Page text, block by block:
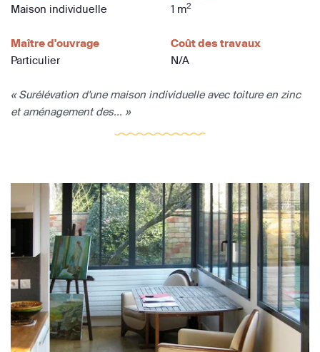
Maison individuelle
1 m2
Maître d'ouvrage
Particulier
Coût des travaux
N/A
« Surélévation d'une maison individuelle avec toiture en zinc
et aménagement des... »